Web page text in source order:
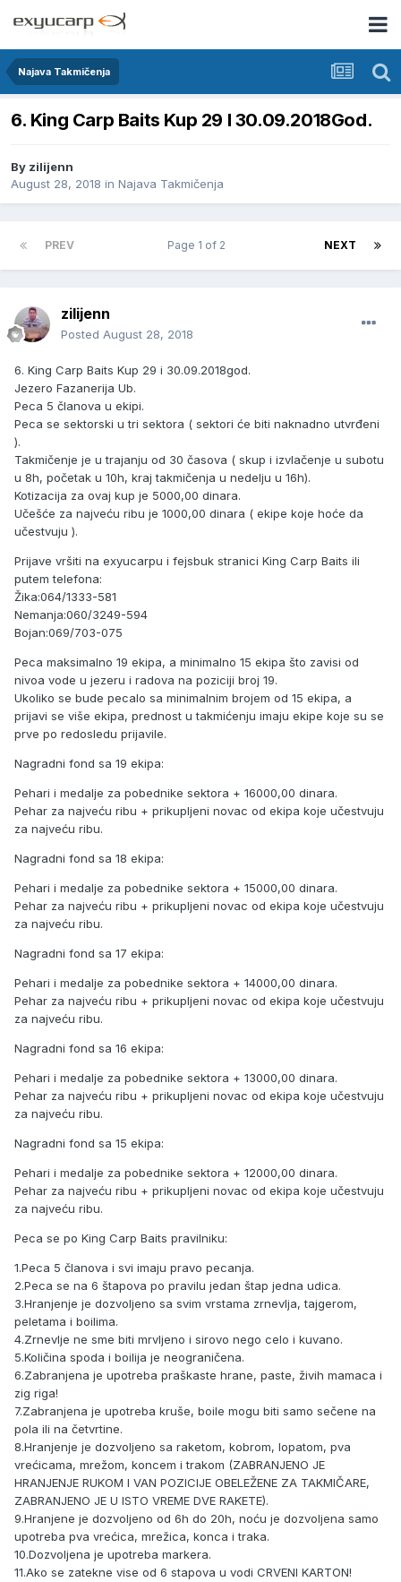
Najava Takmičenja
6. King Carp Baits Kup 29 I 30.09.2018God.
By zilijenn
August 28, 2018 in Najava Takmičenja
PREV NEXT
Page 1 of 2
zilijenn
Posted August 28, 2018
6. King Carp Baits Kup 29 i 30.09.2018god.
Jezero Fazanerija Ub.
Peca 5 članova u ekipi.
Peca se sektorski u tri sektora ( sektori će biti naknadno utvrđeni
).
Takmičenje je u trajanju od 30 časova ( skup i izvlačenje u subotu
u 8h, početak u 10h, kraj takmičenja u nedelju u 16h).
Kotizacija za ovaj kup je 5000,00 dinara.
Učešće za najveću ribu je 1000,00 dinara ( ekipe koje hoće da
učestvuju ).
Prijave vršiti na exyucarpu i fejsbuk stranici King Carp Baits ili
putem telefona:
Žika:064/1333-581
Nemanja:060/3249-594
Bojan:069/703-075
Peca maksimalno 19 ekipa, a minimalno 15 ekipa što zavisi od
nivoa vode u jezeru i radova na poziciji broj 19.
Ukoliko se bude pecalo sa minimalnim brojem od 15 ekipa, a
prijavi se više ekipa, prednost u takmićenju imaju ekipe koje su se
prve po redosledu prijavile.
Nagradni fond sa 19 ekipa:
Pehari i medalje za pobednike sektora + 16000,00 dinara.
Pehar za najveću ribu + prikupljeni novac od ekipa koje učestvuju
za najveću ribu.
Nagradni fond sa 18 ekipa:
Pehari i medalje za pobednike sektora + 15000,00 dinara.
Pehar za najveću ribu + prikupljeni novac od ekipa koje učestvuju
za najveću ribu.
Nagradni fond sa 17 ekipa:
Pehari i medalje za pobednike sektora + 14000,00 dinara.
Pehar za najveću ribu + prikupljeni novac od ekipa koje učestvuju
za najveću ribu.
Nagradni fond sa 16 ekipa:
Pehari i medalje za pobednike sektora + 13000,00 dinara.
Pehar za najveću ribu + prikupljeni novac od ekipa koje učestvuju
za najveću ribu.
Nagradni fond sa 15 ekipa:
Pehari i medalje za pobednike sektora + 12000,00 dinara.
Pehar za najveću ribu + prikupljeni novac od ekipa koje učestvuju
za najveću ribu.
Peca se po King Carp Baits pravilniku:
1.Peca 5 članova i svi imaju pravo pecanja.
2.Peca se na 6 štapova po pravilu jedan štap jedna udica.
3.Hranjenje je dozvoljeno sa svim vrstama zrnevlja, tajgerom,
peletama i boilima.
4.Zrnevlje ne sme biti mrvljeno i sirovo nego celo i kuvano.
5.Količina spoda i boilija je neograničena.
6.Zabranjena je upotreba praškaste hrane, paste, živih mamaca i
zig riga!
7.Zabranjena je upotreba kruše, boile mogu biti samo sečene na
pola ili na četvrtine.
8.Hranjenje je dozvoljeno sa raketom, kobrom, lopatom, pva
vrećicama, mrežom, koncem i trakom (ZABRANJENO JE
HRANJENJE RUKOM I VAN POZICIJE OBELEŽENE ZA TAKMIČARE,
ZABRANJENO JE U ISTO VREME DVE RAKETE).
9.Hranjene je dozvoljeno od 6h do 20h, noću je dozvoljena samo
upotreba pva vrećica, mrežica, konca i traka.
10.Dozvoljena je upotreba markera.
11.Ako se zatekne vise od 6 stapova u vodi CRVENI KARTON!